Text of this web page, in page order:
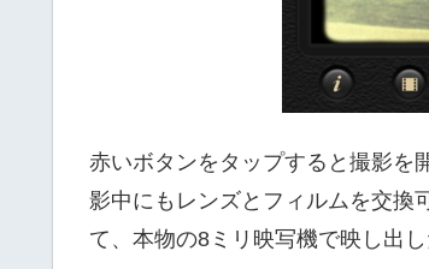
赤いボタンをタップすると撮影を
影中にもレンズとフィルムを交換
て、本物の8ミリ映写機で映し出